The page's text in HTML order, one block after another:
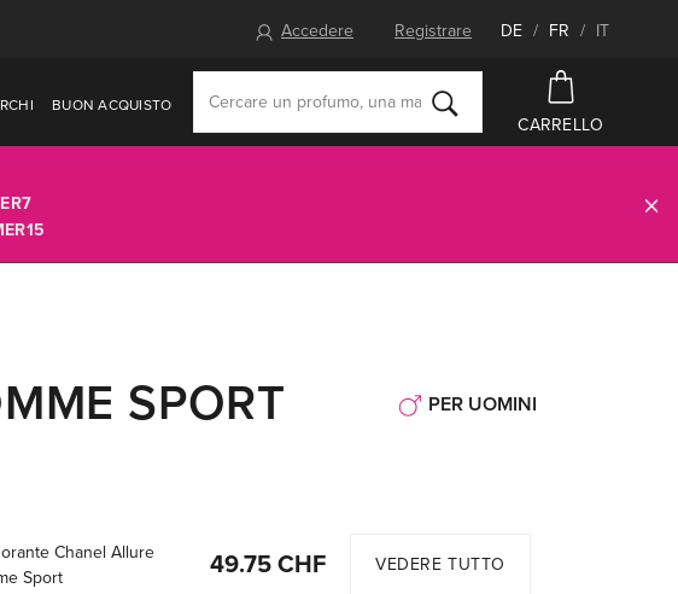
Accedere Registrare DE / FR / IT
BUON ACQUISTO
CARRELLO
PER UOMINI
SPORT
Chanel Allure
Sport
49.75 CHF VEDERE TUTTO